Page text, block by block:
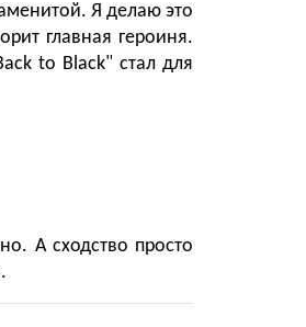
Я делаю это
главная героиня.
to Black" стал для
А сходство просто